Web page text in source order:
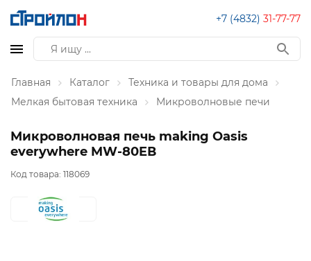
+7 (4832) 31-77-77
Главная Каталог
Техника и товары для дома
Мелкая бытовая техника
Микроволновые печи
Микроволновая печь making Oasis
everywhere MW-80EВ
Код товара: 118069